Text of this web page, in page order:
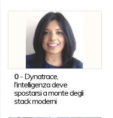
0- Dynatrace,
l'intelligenza deve
spostarsi a monte degli
stack moderni